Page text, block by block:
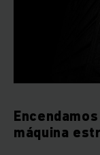
máquina